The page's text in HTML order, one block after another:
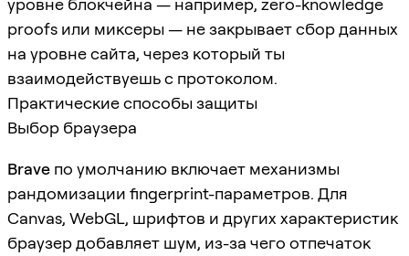
уровне блокчейна — например, zero-knowledge
proofs или миксеры — не закрывает сбор данных
на уровне сайта, через который ты
взаимодействуешь с протоколом.
Практические способы защиты
Выбор браузера
Brave по умолчанию включает механизмы
рандомизации fingerprint-параметров. Для
Canvas, WebGL, шрифтов и других характеристик
браузер добавляет шум, из-за чего отпечаток